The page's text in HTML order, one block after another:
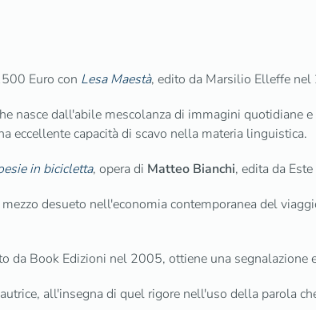
Euro con Lesa Maestà, edito da Marsilio Elleffe
nasce dall'abile mescolanza di immagini quotidiane
eccellente capacità di scavo nella materia linguistica.
in bicicletta, opera di Matteo Bianchi, edita da
desueto nell'economia contemporanea del
da Book Edizioni nel 2005, ottiene una segnalazione
all'insegna di quel rigore nell'uso della parola